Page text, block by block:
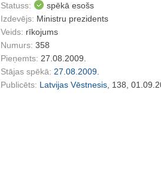
Statuss:
spēkā esošs
Izdevējs: Ministru prezidents
Veids: rīkojums
Numurs: 358
Pieņemts: 27.08.2009.
Stājas spēkā: 27.08.2009.
Publicēts: Latvijas Vēstnesis , 138,